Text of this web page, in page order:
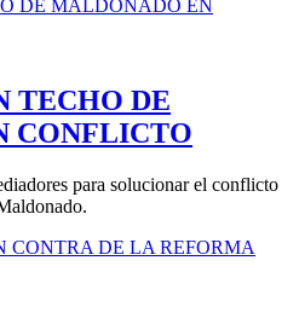
TECHO DE
CONFLICTO
para solucionar el conflicto